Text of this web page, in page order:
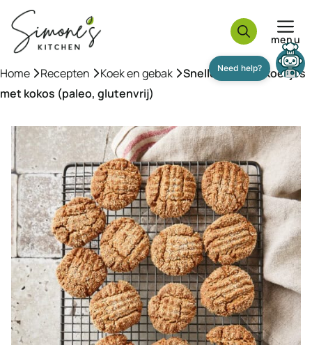
naar
inhoud
menu
Home »Recepten »Koek en gebak »Snelle amandelkoekjes
met kokos (paleo, glutenvrij)